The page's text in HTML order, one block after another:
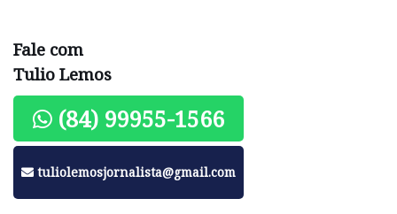
Fale com
Tulio Lemos
(84) 99955-1566
tuliolemosjornalista@gmail.com